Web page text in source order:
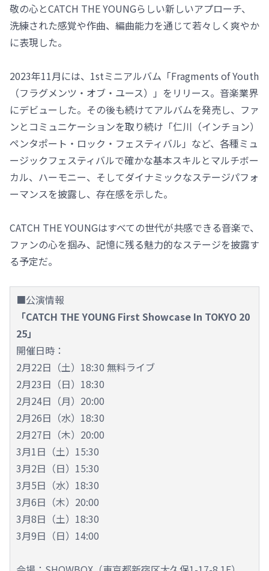
敬の心とCATCH THE YOUNGらしい新しいアプローチ、
洗練された感覚や作曲、編曲能力を通じて若々しく爽やか
に表現した。
2023年11月には、1stミニアルバム「Fragments of Youth
（フラグメンツ・オブ・ユース）」をリリース。音楽業界
にデビューした。その後も続けてアルバムを発売し、ファ
ンとコミュニケーションを取り続け「仁川（インチョン）
ペンタポート・ロック・フェスティバル」など、各種ミュ
ージックフェスティバルで確かな基本スキルとマルチボー
カル、ハーモニー、そしてダイナミックなステージパフォ
ーマンスを披露し、存在感を示した。
CATCH THE YOUNGはすべての世代が共感できる音楽で、
ファンの心を掴み、記憶に残る魅力的なステージを披露す
る予定だ。
■公演情報
「CATCH THE YOUNG First Showcase In TOKYO 20
25」
開催日時：
2月22日（土）18:30 無料ライブ
2月23日（日）18:30
2月24日（月）20:00
2月26日（水）18:30
2月27日（木）20:00
3月1日（土）15:30
3月2日（日）15:30
3月5日（水）18:30
3月6日（木）20:00
3月8日（土）18:30
3月9日（日）14:00